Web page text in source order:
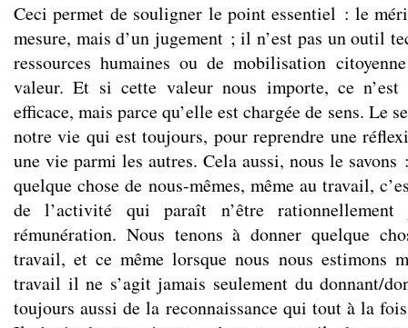
Ceci permet de souligner le point essentiel : le
mesure, mais d’un jugement ; il n’est pas un outil
ressources humaines ou de mobilisation
valeur. Et si cette valeur nous importe, ce n’est
efficace, mais parce qu’elle est chargée de sens. Le
notre vie qui est toujours, pour reprendre une
une vie parmi les autres. Cela aussi, nous le savons
quelque chose de nous-mêmes, même au travail,
de l’activité qui paraît n’être
rémunération. Nous tenons à donner quelque
travail, et ce même lorsque nous nous estimons
travail il ne s’agit jamais seulement du donnant/
toujours aussi de la reconnaissance qui tout à la